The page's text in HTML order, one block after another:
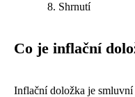
Shrnutí
Co je inflační
Inflační doložka je